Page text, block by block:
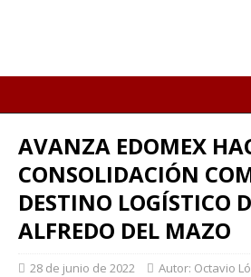
AVANZA EDOMEX
CONSOLIDACIÓN
DESTINO LOGÍSTICO
ALFREDO DEL MAZO
28 de junio de 2022 Autor: Octavio